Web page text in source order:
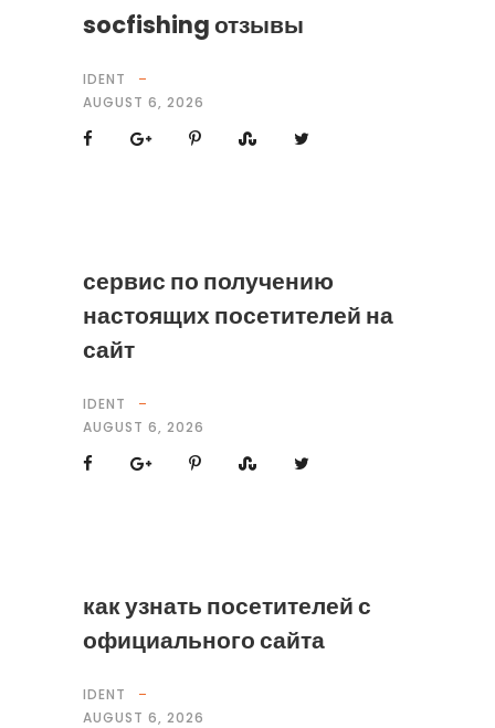
socfishing отзывы
IDENT
AUGUST 6, 2026
сервис по получению
настоящих посетителей на
сайт
IDENT
AUGUST 6, 2026
как узнать посетителей с
официального сайта
IDENT
AUGUST 6, 2026